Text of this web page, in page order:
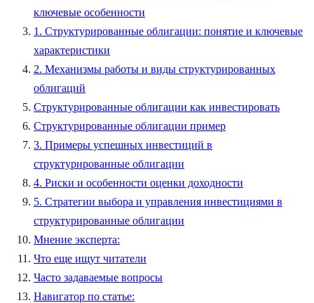
ключевые особенности
1. Структурированные облигации: понятие и ключевые
характеристики
2. Механизмы работы и виды структурированных
облигаций
Структурированные облигации как инвестировать
Структурированные облигации пример
3. Примеры успешных инвестиций в
структурированные облигации
4. Риски и особенности оценки доходности
5. Стратегии выбора и управления инвестициями в
структурированные облигации
Мнение эксперта:
Что еще ищут читатели
Часто задаваемые вопросы
Навигатор по статье: